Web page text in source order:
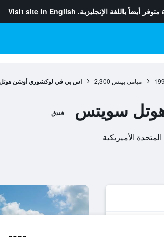
متوفر أيضاً باللغة الإنجليزية. Visit site in English
ميامي بيتش 2,300 اس بي في لوكشوري أوشن
سويتس فندق